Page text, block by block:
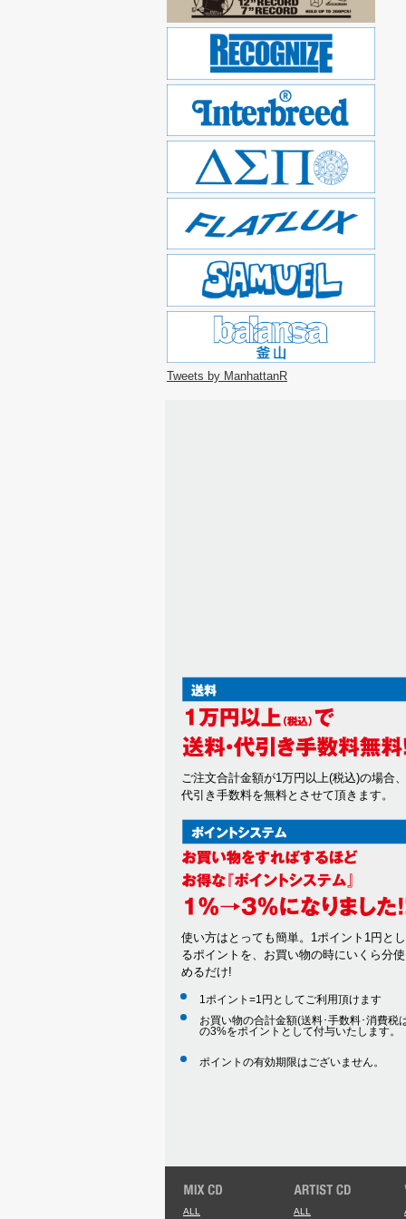
Tweets by ManhattanR
ご注文合計金額が1万円以上(税込)の場合
代引き手数料を無料とさせて頂きます。
使い方はとっても簡単。1ポイント1円と
るポイントを、お買い物の時にいくら分
めるだけ!
1ポイント=1円としてご利用頂けます
お買い物の合計金額(送料･手数料･消費税
の3%をポイントとして付与いたします。
ポイントの有効期限はございません。
ALL ALL